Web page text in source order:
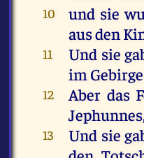
10 und sie
ausden
11 Und sie
im Gebirge
12 Aber das
Jephunnes
13 Und sie